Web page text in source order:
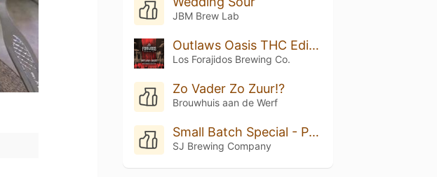
JBM Brew Lab
Outlaws Oasis THC Edition
Los Forajidos Brewing Co.
Zo Vader Zo Zuur!?
Brouwhuis aan de Werf
Small Batch Special - Peach Cobbler
SJ Brewing Company